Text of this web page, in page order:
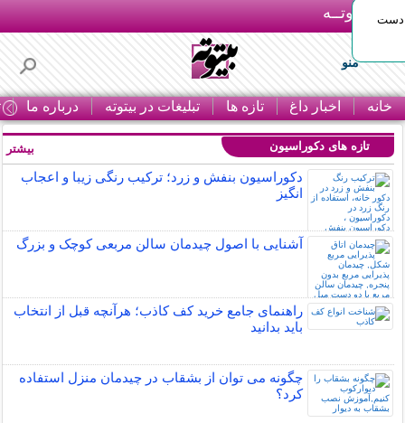
بـیتوتــه
منو
خانه اخبار داغ تازه ها تبلیغات در بیتوته درباره ما
دست
تازه های دکوراسیون
دکوراسیون بنفش و زرد؛ ترکیب رنگی زیبا و اعجاب
انگیز
آشنایی با اصول چیدمان سالن مربعی کوچک و بزرگ
راهنمای جامع خرید کف کاذب؛ هرآنچه قبل از انتخاب
باید بدانید
چگونه می توان از بشقاب در چیدمان منزل استفاده
کرد؟
بیشتر